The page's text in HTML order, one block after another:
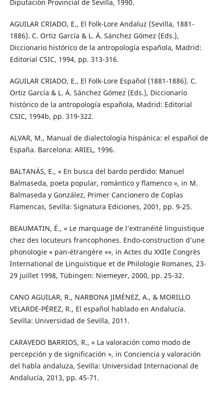
Diputación Provincial de Sevilla, 1990.
AGUILAR CRIADO, E., El Folk-Lore Andaluz (Sevilla, 1881-
1886). C. Ortiz García & L. Á. Sánchez Gómez (Eds.),
Diccionario histórico de la antropología española, Madrid:
Editorial CSIC, 1994, pp. 313-316.
AGUILAR CRIADO, E., El Folk-Lore Español (1881-1886). C.
Ortiz García & L. Á. Sánchez Gómez (Eds.), Diccionario
histórico de la antropología española, Madrid: Editorial
CSIC, 1994b, pp. 319-322.
ALVAR, M., Manual de dialectología hispánica: el español de
España. Barcelona: ARIEL, 1996.
BALTANÁS, E., « En busca del bardo perdido: Manuel
Balmaseda, poeta popular, romántico y flamenco », in M.
Balmaseda y González, Primer Cancionero de Coplas
Flamencas, Sevilla: Signatura Ediciones, 2001, pp. 9-25.
BEAUMATIN, É., « Le marquage de l’extranéité linguistique
chez des locuteurs francophones. Endo-construction d’une
phonologie « pan-étrangère »», in Actes du XXIIe Congrès
International de Linguistique et de Philologie Romanes, 23-
29 juillet 1998, Tübingen: Niemeyer, 2000, pp. 25-32.
CANO AGUILAR, R., NARBONA JIMÉNEZ, A., & MORILLO
VELARDE-PÉREZ, R., El español hablado en Andalucía.
Sevilla: Universidad de Sevilla, 2011.
CARAVEDO BARRIOS, R., « La valoración como modo de
percepción y de significación », in Conciencia y valoración
del habla andaluza, Sevilla: Universidad Internacional de
Andalucía, 2013, pp. 45-71.